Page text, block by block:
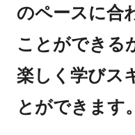
のペースに合
ことができる
楽しく学びス
とができます。